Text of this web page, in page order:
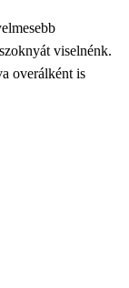
viselnénk.
overálként is